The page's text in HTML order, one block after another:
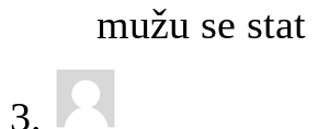
mužu se